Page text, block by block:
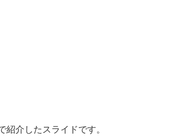
紹介したスライドです。